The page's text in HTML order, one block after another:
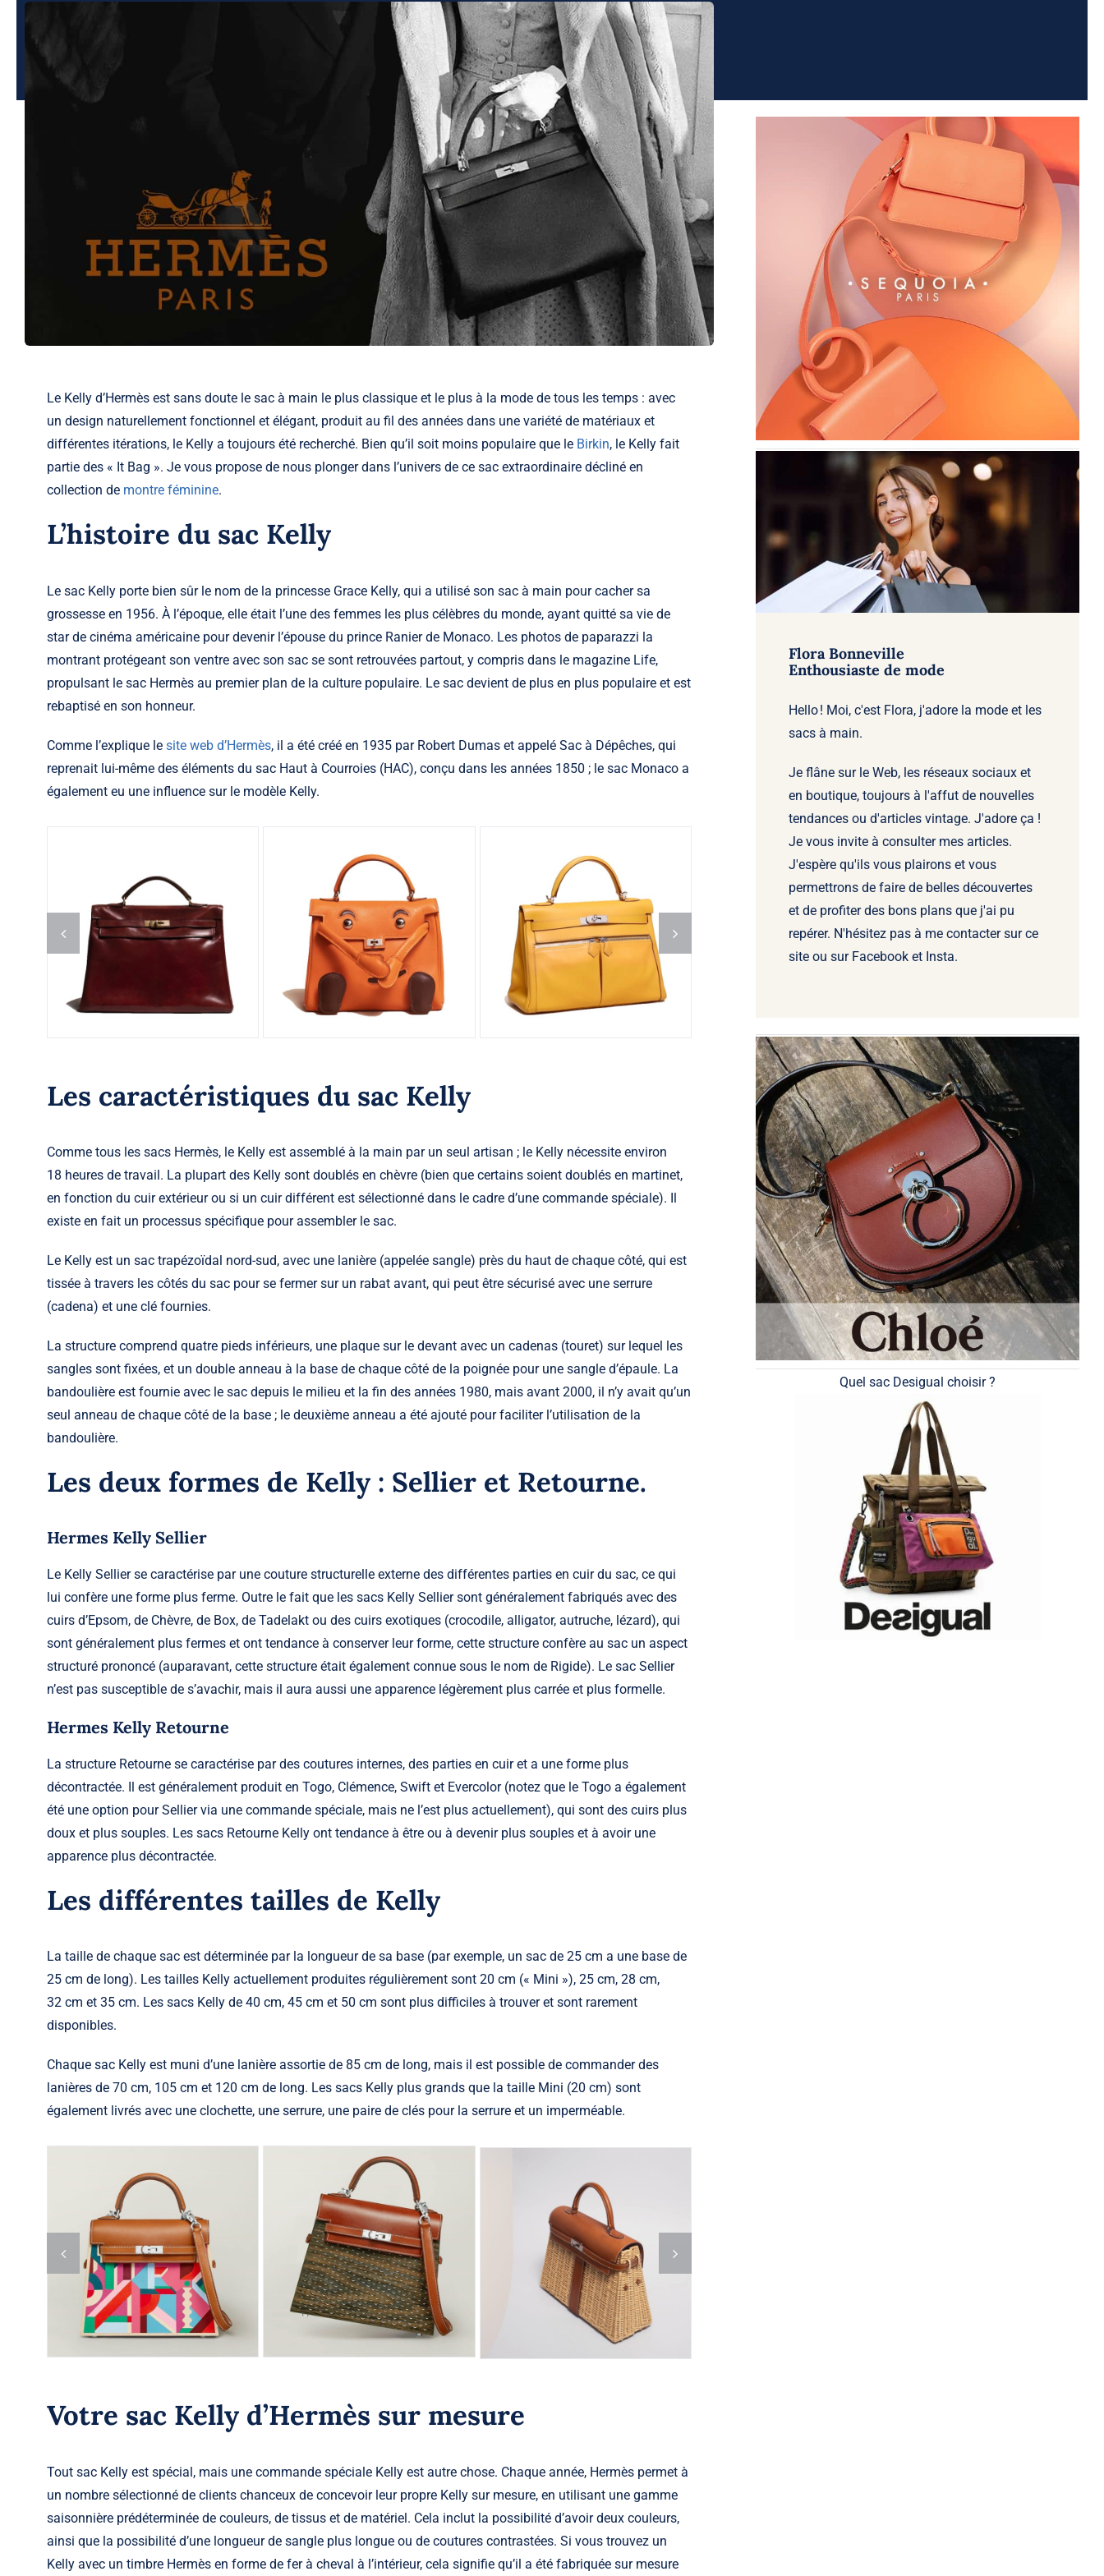
Le Kelly d’Hermès est sans doute le sac à main le plus classique et le plus à la mode de tous les temps : avec
un design naturellement fonctionnel et élégant, produit au fil des années dans une variété de matériaux et
différentes itérations, le Kelly a toujours été recherché. Bien qu’il soit moins populaire que le Birkin, le Kelly fait
partie des « It Bag ». Je vous propose de nous plonger dans l’univers de ce sac extraordinaire décliné en
collection de montre féminine.
L’histoire du sac Kelly
Le sac Kelly porte bien sûr le nom de la princesse Grace Kelly, qui a utilisé son sac à main pour cacher sa
grossesse en 1956. À l’époque, elle était l’une des femmes les plus célèbres du monde, ayant quitté sa vie de
star de cinéma américaine pour devenir l’épouse du prince Ranier de Monaco. Les photos de paparazzi la
montrant protégeant son ventre avec son sac se sont retrouvées partout, y compris dans le magazine Life,
propulsant le sac Hermès au premier plan de la culture populaire. Le sac devient de plus en plus populaire et est
rebaptisé en son honneur.
Comme l’explique le site web d’Hermès, il a été créé en 1935 par Robert Dumas et appelé Sac à Dépêches, qui
reprenait lui-même des éléments du sac Haut à Courroies (HAC), conçu dans les années 1850 ; le sac Monaco a
également eu une influence sur le modèle Kelly.
Les caractéristiques du sac Kelly
Comme tous les sacs Hermès, le Kelly est assemblé à la main par un seul artisan ; le Kelly nécessite environ
18 heures de travail. La plupart des Kelly sont doublés en chèvre (bien que certains soient doublés en martinet,
en fonction du cuir extérieur ou si un cuir différent est sélectionné dans le cadre d’une commande spéciale). Il
existe en fait un processus spécifique pour assembler le sac.
Le Kelly est un sac trapézoïdal nord-sud, avec une lanière (appelée sangle) près du haut de chaque côté, qui est
tissée à travers les côtés du sac pour se fermer sur un rabat avant, qui peut être sécurisé avec une serrure
(cadena) et une clé fournies.
La structure comprend quatre pieds inférieurs, une plaque sur le devant avec un cadenas (touret) sur lequel les
sangles sont fixées, et un double anneau à la base de chaque côté de la poignée pour une sangle d’épaule. La
bandoulière est fournie avec le sac depuis le milieu et la fin des années 1980, mais avant 2000, il n’y avait qu’un
seul anneau de chaque côté de la base ; le deuxième anneau a été ajouté pour faciliter l’utilisation de la
bandoulière.
Les deux formes de Kelly : Sellier et Retourne.
Hermes Kelly Sellier
Le Kelly Sellier se caractérise par une couture structurelle externe des différentes parties en cuir du sac, ce qui
lui confère une forme plus ferme. Outre le fait que les sacs Kelly Sellier sont généralement fabriqués avec des
cuirs d’Epsom, de Chèvre, de Box, de Tadelakt ou des cuirs exotiques (crocodile, alligator, autruche, lézard), qui
sont généralement plus fermes et ont tendance à conserver leur forme, cette structure confère au sac un aspect
structuré prononcé (auparavant, cette structure était également connue sous le nom de Rigide). Le sac Sellier
n’est pas susceptible de s’avachir, mais il aura aussi une apparence légèrement plus carrée et plus formelle.
Hermes Kelly Retourne
La structure Retourne se caractérise par des coutures internes, des parties en cuir et a une forme plus
décontractée. Il est généralement produit en Togo, Clémence, Swift et Evercolor (notez que le Togo a également
été une option pour Sellier via une commande spéciale, mais ne l’est plus actuellement), qui sont des cuirs plus
doux et plus souples. Les sacs Retourne Kelly ont tendance à être ou à devenir plus souples et à avoir une
apparence plus décontractée.
Les différentes tailles de Kelly
La taille de chaque sac est déterminée par la longueur de sa base (par exemple, un sac de 25 cm a une base de
25 cm de long). Les tailles Kelly actuellement produites régulièrement sont 20 cm (« Mini »), 25 cm, 28 cm,
32 cm et 35 cm. Les sacs Kelly de 40 cm, 45 cm et 50 cm sont plus difficiles à trouver et sont rarement
disponibles.
Chaque sac Kelly est muni d’une lanière assortie de 85 cm de long, mais il est possible de commander des
lanières de 70 cm, 105 cm et 120 cm de long. Les sacs Kelly plus grands que la taille Mini (20 cm) sont
également livrés avec une clochette, une serrure, une paire de clés pour la serrure et un imperméable.
Votre sac Kelly d’Hermès sur mesure
Tout sac Kelly est spécial, mais une commande spéciale Kelly est autre chose. Chaque année, Hermès permet à
un nombre sélectionné de clients chanceux de concevoir leur propre Kelly sur mesure, en utilisant une gamme
saisonnière prédéterminée de couleurs, de tissus et de matériel. Cela inclut la possibilité d’avoir deux couleurs,
ainsi que la possibilité d’une longueur de sangle plus longue ou de coutures contrastées. Si vous trouvez un
Kelly avec un timbre Hermès en forme de fer à cheval à l’intérieur, cela signifie qu’il a été fabriquée sur mesure
Flora Bonneville
Enthousiaste de mode
Hello ! Moi, c'est Flora, j'adore la mode et les
sacs à main.
Je flâne sur le Web, les réseaux sociaux et
en boutique, toujours à l'affut de nouvelles
tendances ou d'articles vintage. J'adore ça !
Je vous invite à consulter mes articles.
J'espère qu'ils vous plairons et vous
permettrons de faire de belles découvertes
et de profiter des bons plans que j'ai pu
repérer. N'hésitez pas à me contacter sur ce
site ou sur Facebook et Insta.
Quel sac Desigual choisir ?